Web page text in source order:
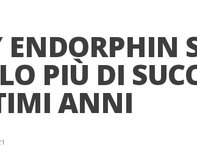
PIÙ DI
ANNI